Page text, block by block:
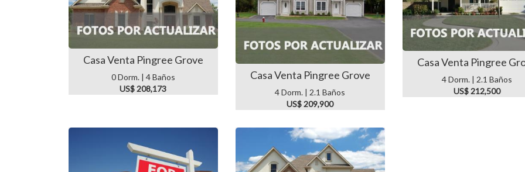
Casa Venta Pingree Grove
0 Dorm. | 4 Baños
US$ 208,173
Casa Venta Pingree Grove
4 Dorm. | 2.1 Baños
US$ 209,900
Casa Venta Pingree
4 Dorm. | 2.1 Baños
US$ 212,500